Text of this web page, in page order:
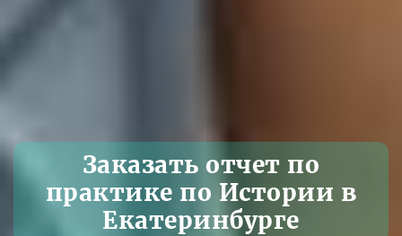
Заказать отчет по
практике по Истории в
Екатеринбурге